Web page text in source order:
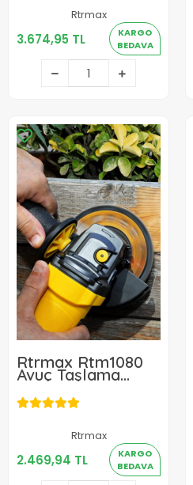
Rtrmax
3.674,95 TL
KARGO
BEDAVA
3.674,95 TL
Sepete Ekle
Rtrmax Rtm1080
Avuç Taşlama
750W 115mm
Rtrmax
2.469,94 TL
KARGO
BEDAVA
2.469,94 TL
Sepete Ekle